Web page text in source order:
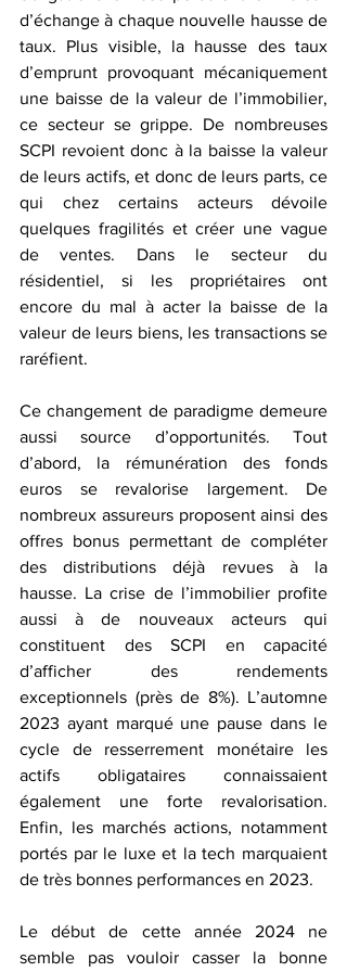
d’échange à chaque nouvelle hausse de
taux. Plus visible, la hausse des taux
d’emprunt provoquant mécaniquement
une baisse de la valeur de l’immobilier,
ce secteur se grippe. De nombreuses
SCPI revoient donc à la baisse la valeur
de leurs actifs, et donc de leurs parts, ce
qui chez certains acteurs dévoile
quelques fragilités et créer une vague
de ventes. Dans le secteur du
résidentiel, si les propriétaires ont
encore du mal à acter la baisse de la
valeur de leurs biens, les transactions se
raréfient.
Ce changement de paradigme demeure
aussi source d’opportunités. Tout
d’abord, la rémunération des fonds
euros se revalorise largement. De
nombreux assureurs proposent ainsi des
offres bonus permettant de compléter
des distributions déjà revues à la
hausse. La crise de l’immobilier profite
aussi à de nouveaux acteurs qui
constituent des SCPI en capacité
d’afficher des rendements
exceptionnels (près de 8%). L’automne
2023 ayant marqué une pause dans le
cycle de resserrement monétaire les
actifs obligataires connaissaient
également une forte revalorisation.
Enfin, les marchés actions, notamment
portés par le luxe et la tech marquaient
de très bonnes performances en 2023.
Le début de cette année 2024 ne
semble pas vouloir casser la bonne